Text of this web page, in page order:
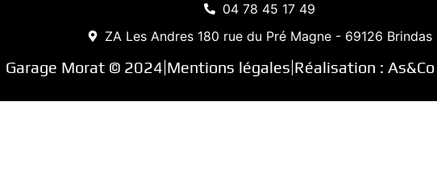
04 78 45 17 49
ZA Les Andres 180 rue du Pré Magne - 69126 Brindas
Garage Morat © 2024 Mentions légales Réalisation :